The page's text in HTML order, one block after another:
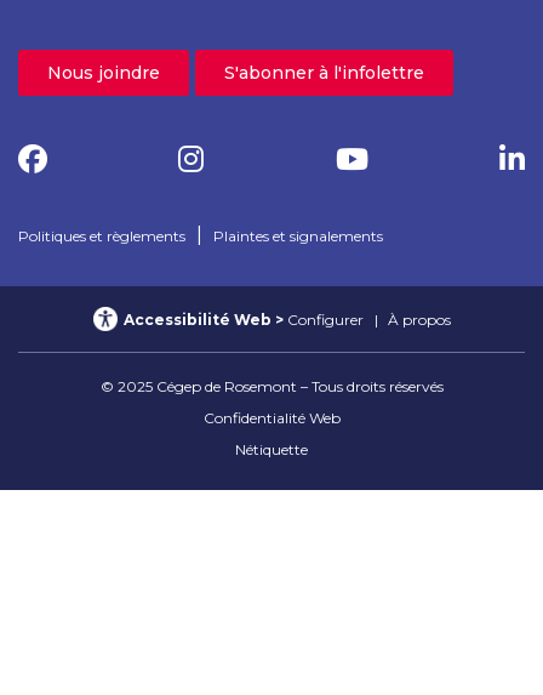
Nous joindre S'abonner à l'infolettre
Politiques et règlements Plaintes et signalements
© 2025 Cégep de Rosemont – Tous droits réservés
Confidentialité Web
Nétiquette
Accessibilité Web Configurer À propos